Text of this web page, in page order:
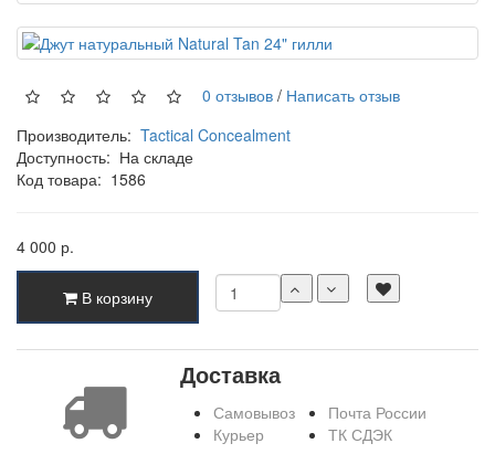
0 отзывов / Написать отзыв
Производитель: Tactical Concealment
Доступность: На складе
Код товара: 1586
4 000 р.
В корзину
Доставка
Самовывоз
Курьер
Почта России
ТК СДЭК